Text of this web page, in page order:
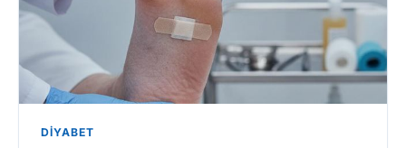
DIYABET